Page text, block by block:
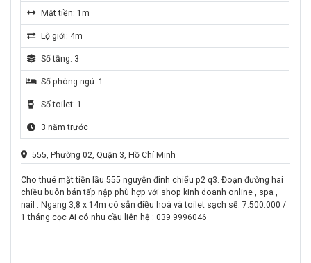
Mặt tiền: 1m
Lộ giới: 4m
Số tầng: 3
Số phòng ngủ: 1
Số toilet: 1
3 năm trước
555, Phường 02, Quận 3, Hồ Chí Minh
Cho thuê mặt tiền lầu 555 nguyễn đình chiểu p2 q3. Đoạn đường hai
chiều buôn bán tấp nập phù hợp với shop kinh doanh online , spa ,
nail . Ngang 3,8 x 14m có sẵn điều hoà và toilet sạch sẽ. 7.500.000 /
1 tháng cọc Ai có nhu cầu liên hệ : 039 9996046